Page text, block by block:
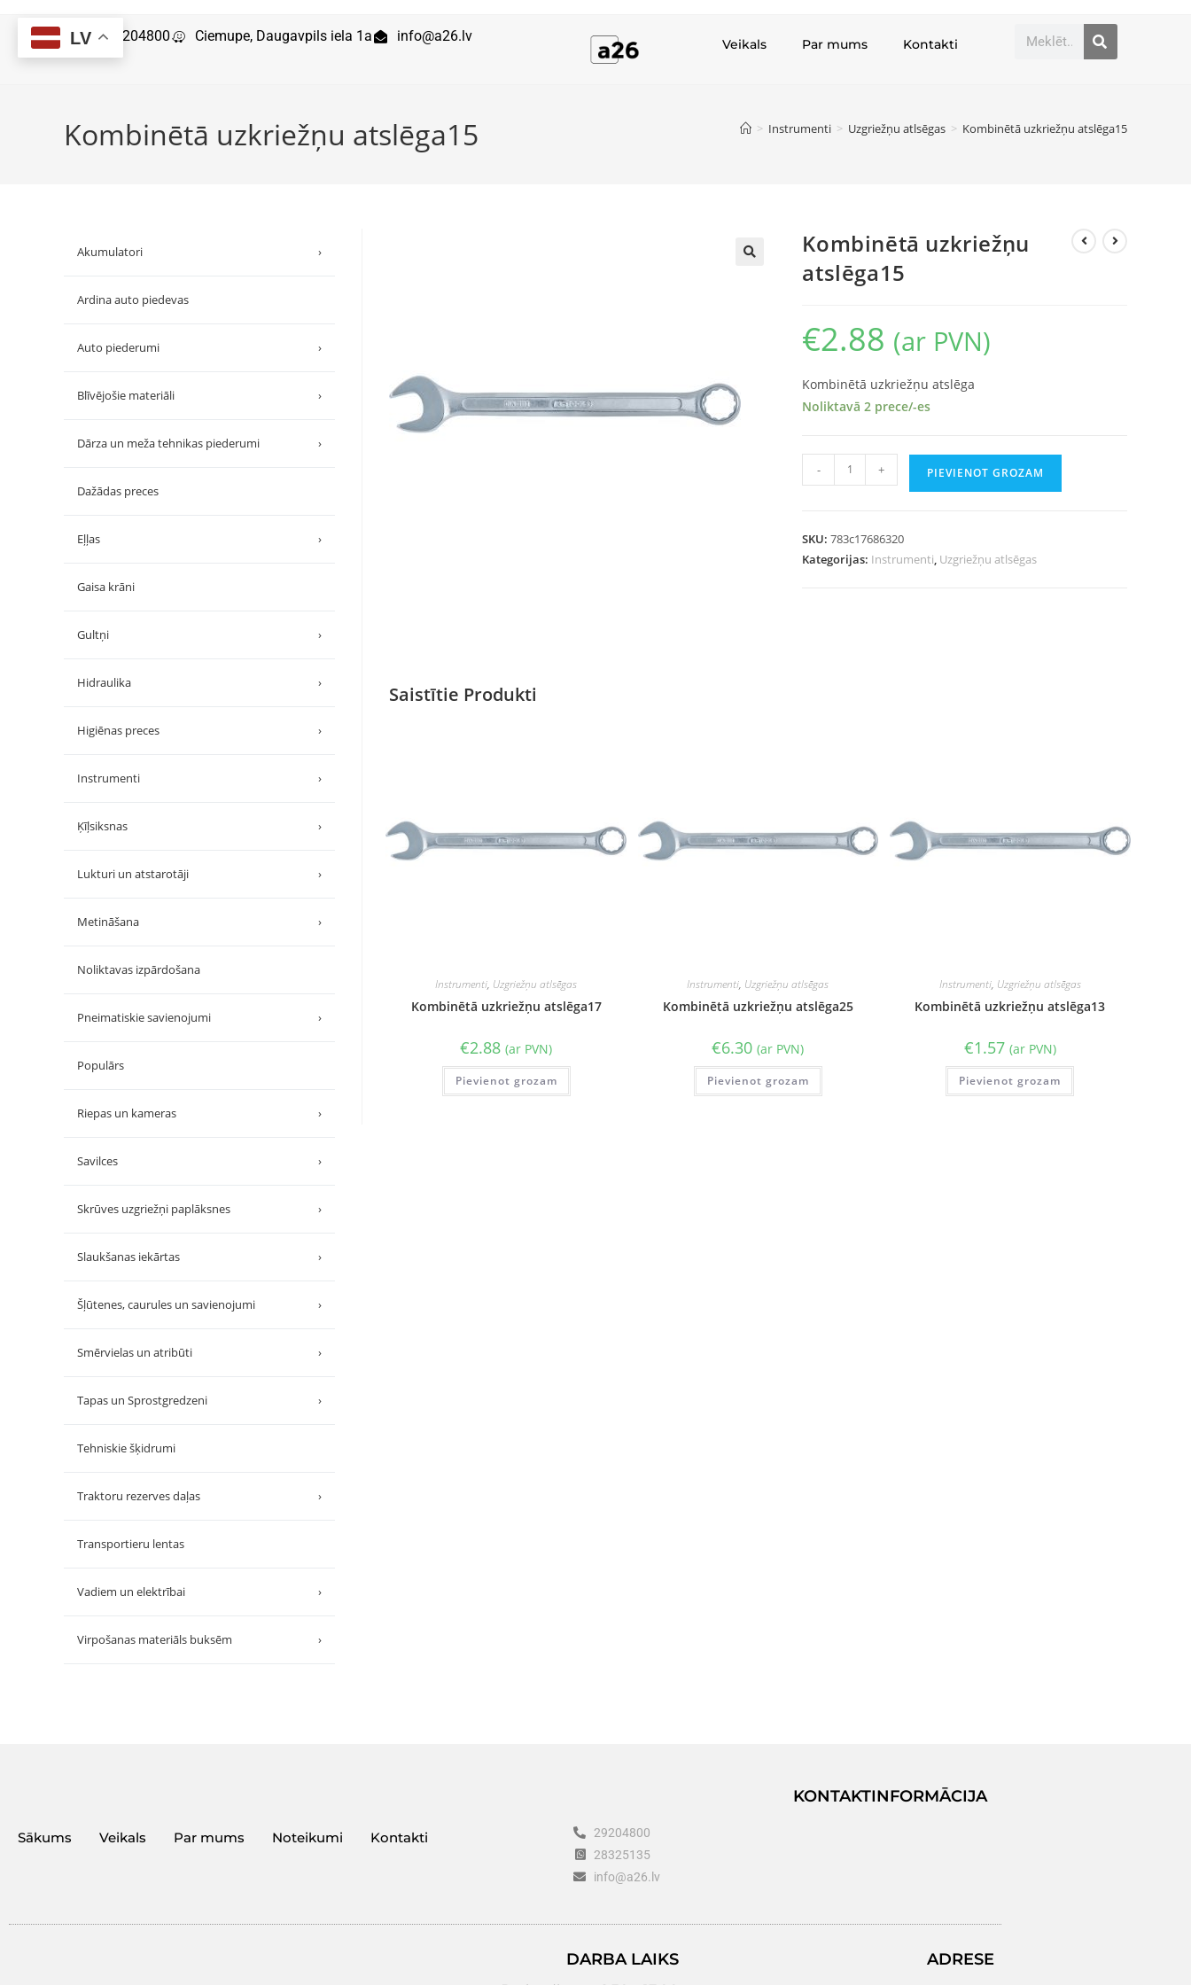
29204800 Ciemupe, Daugavpils iela 1a info@a26.lv Veikals Par mums Kontakti
Kombinētā uzkriežņu atslēga15 > Instrumenti > Uzgriežņu atlsēgas > Kombinētā uzkriežņu atslēga15
Kombinētā uzkriežņu
atslēga15
€2.88 (ar PVN)
Kombinētā uzkriežņu atslēga
Noliktavā 2 prece/-es
- + PIEVIENOT GROZAM
SKU:783c17686320
Kategorijas: Instrumenti, Uzgriežņu atlsēgas
Saistītie Produkti
Instrumenti, Uzgriežņu atlsēgas
Kombinētā uzkriežņu atslēga17
€2.88 (ar PVN)
Pievienot grozam
Instrumenti, Uzgriežņu atlsēgas
Kombinētā uzkriežņu atslēga25
€6.30 (ar PVN)
Pievienot grozam
Instrumenti, Uzgriežņu atlsēgas
Kombinētā uzkriežņu atslēga13
€1.57 (ar PVN)
Pievienot grozam
Akumulatori ›
Ardina auto piedevas
Auto piederumi ›
Blīvējošie materiāli ›
Dārza un meža tehnikas piederumi ›
Dažādas preces
Eļļas ›
Gaisa krāni
Gultņi ›
Hidraulika ›
Higiēnas preces ›
Instrumenti ›
Ķīļsiksnas ›
Lukturi un atstarotāji ›
Metināšana ›
Noliktavas izpārdošana
Pneimatiskie savienojumi ›
Populārs
Riepas un kameras ›
Savilces ›
Skrūves uzgriežņi paplāksnes ›
Slaukšanas iekārtas ›
Šļūtenes, caurules un savienojumi ›
Smērvielas un atribūti ›
Tapas un Sprostgredzeni ›
Tehniskie šķidrumi
Traktoru rezerves daļas ›
Transportieru lentas
Vadiem un elektrībai ›
Virpošanas materiāls buksēm ›
Sākums Veikals Par mums Noteikumi Kontakti
KONTAKTINFORMĀCIJA
29204800
28325135
info@a26.lv
DARBA LAIKS ADRESE
LV